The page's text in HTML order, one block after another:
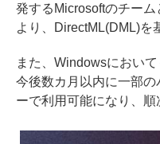
発するMicrosoftのチー
より、DirectML(DML)を
また、Windowsにおい
今後数カ月以内に一部の
ーで利用可能になり、順